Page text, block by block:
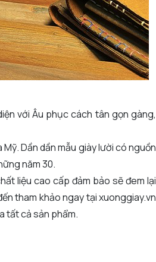
với Âu phục cách tân gọn gàng,
Dần dần mẫu giày lười có nguồn
năm 30.
liệu cao cấp đảm bảo sẽ đem lại
tham khảo ngay tại xuonggiay.vn
tất cả sản phẩm.